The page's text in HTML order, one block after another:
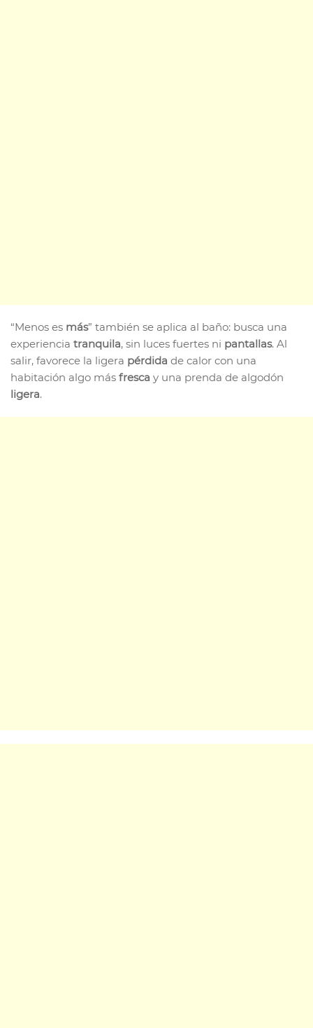
“Menos es más” también se aplica al baño: busca una
experiencia tranquila, sin luces fuertes ni pantallas. Al
salir, favorece la ligera pérdida de calor con una
habitación algo más fresca y una prenda de algodón
ligera.